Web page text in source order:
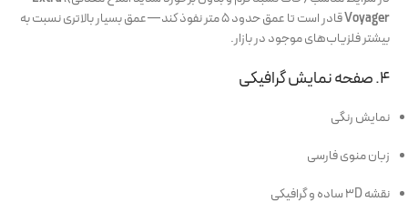
Voyager
قادر است تا عمق حدود ۵ متر نفوذ کند—عمق بسیار بالاتری نسبت به
بیشتر فلزیاب‌های موجود در بازار.
۴. صفحه نمایش گرافیکی
نمایش رنگی
زبان منوی فارسی
نقشه ۳D ساده و گرافیکی